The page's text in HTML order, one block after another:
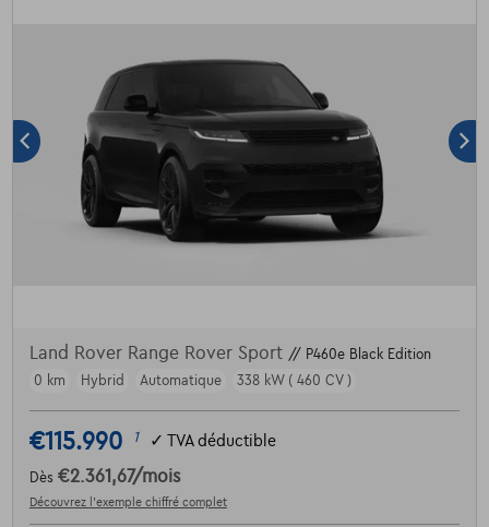
Land Rover Range Rover Sport // P460e Black Edition
0 km
Hybrid Automatique 338 kW ( 460 CV )
€115.990 1 ✓ TVA déductible
Dès €2.361,67/mois
Découvrez l’exemple chiffré complet